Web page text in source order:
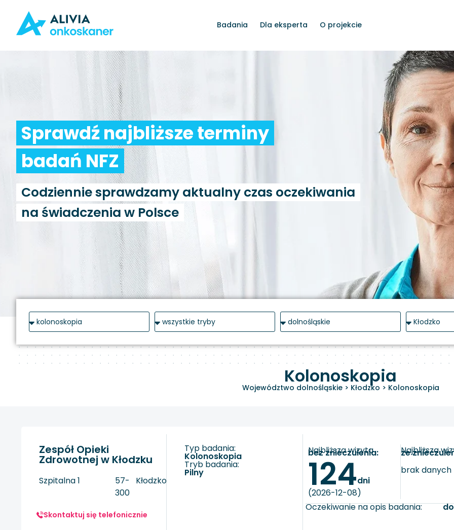
Badania Dla eksperta O projekcie
Sprawdź najbliższe terminy
badań NFZ
Codziennie sprawdzamy aktualny czas oczekiwania
na świadczenia w Polsce
Kolonoskopia
Województwo dolnośląskie> Kłodzko > Kolonoskopia
Zespół Opieki
Zdrowotnej w Kłodzku
Szpitalna 1
57-
300
Kłodzko
Skontaktuj się telefonicznie
Typ badania:
kolonoskopia
Tryb badania:
Pilny
Najbliższa wizyta
bez znieczulenia:
124dni
(2026-12-08)
Najbliższa
ze
brak danych
Oczekiwanie na opis badania: